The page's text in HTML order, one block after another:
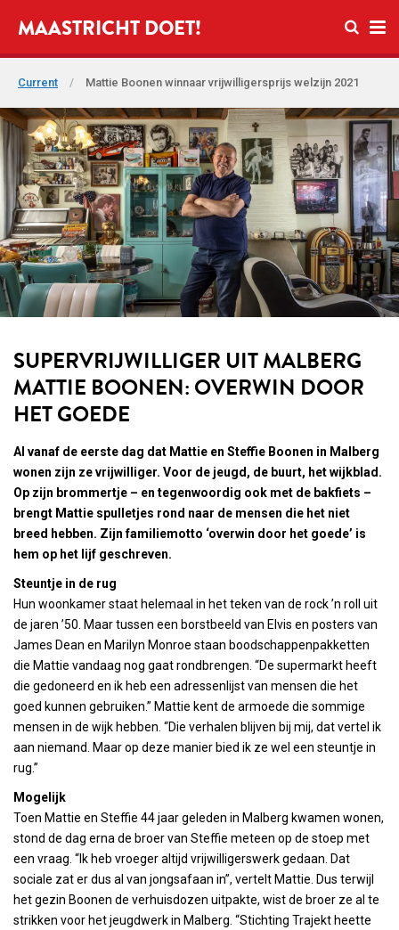
Open
MAASTRICHT DOET!
Current / Mattie Boonen winnaar vrijwilligersprijs welzijn 2021
SUPERVRIJWILLIGER UIT MALBERG
MATTIE BOONEN: OVERWIN DOOR
HET GOEDE
Al vanaf de eerste dag dat Mattie en Steffie Boonen in Malberg
wonen zijn ze vrijwilliger. Voor de jeugd, de buurt, het wijkblad.
Op zijn brommertje – en tegenwoordig ook met de bakfiets –
brengt Mattie spulletjes rond naar de mensen die het niet
breed hebben. Zijn familiemotto ‘overwin door het goede’ is
hem op het lijf geschreven.
Steuntje in de rug
Hun woonkamer staat helemaal in het teken van de rock ’n roll uit
de jaren ’50. Maar tussen een borstbeeld van Elvis en posters van
James Dean en Marilyn Monroe staan boodschappenpakketten
die Mattie vandaag nog gaat rondbrengen. “De supermarkt heeft
die gedoneerd en ik heb een adressenlijst van mensen die het
goed kunnen gebruiken.” Mattie kent de armoede die sommige
mensen in de wijk hebben. “Die verhalen blijven bij mij, dat vertel ik
aan niemand. Maar op deze manier bied ik ze wel een steuntje in
rug.”
Mogelijk
Toen Mattie en Steffie 44 jaar geleden in Malberg kwamen wonen,
stond de dag erna de broer van Steffie meteen op de stoep met
een vraag. “Ik heb vroeger altijd vrijwilligerswerk gedaan. Dat
sociale zat er dus al van jongsafaan in”, vertelt Mattie. Dus terwijl
het gezin Boonen de verhuisdozen uitpakte, wist de broer ze al te
strikken voor het jeugdwerk in Malberg. “Stichting Trajekt heette